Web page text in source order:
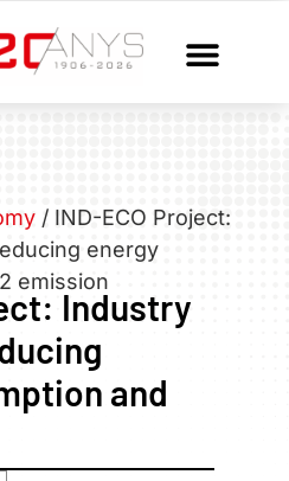
/ IND-ECO Project:
energy
emission
Industry
and